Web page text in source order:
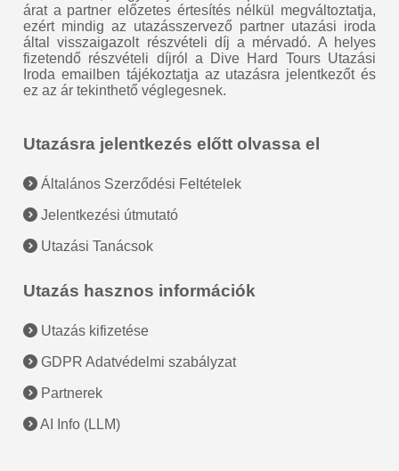
árat a partner előzetes értesítés nélkül megváltoztatja,
ezért mindig az utazásszervező partner utazási iroda
által visszaigazolt részvételi díj a mérvadó. A helyes
fizetendő részvételi díjról a Dive Hard Tours Utazási
Iroda emailben tájékoztatja az utazásra jelentkezőt és
ez az ár tekinthető véglegesnek.
Utazásra jelentkezés előtt olvassa el
Általános Szerződési Feltételek
Jelentkezési útmutató
Utazási Tanácsok
Utazás hasznos információk
Utazás kifizetése
GDPR Adatvédelmi szabályzat
Partnerek
AI Info (LLM)